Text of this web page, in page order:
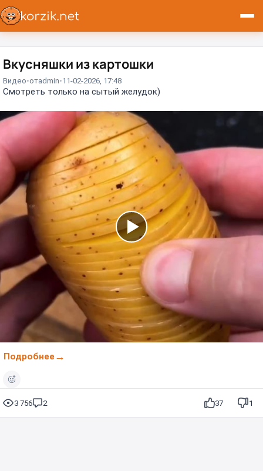
Вкусняшки из картошки
Видео отadmin 11-02-2026, 17:48
Смотреть только на сытый желудок)
Подробнее
3 756 2 37 1